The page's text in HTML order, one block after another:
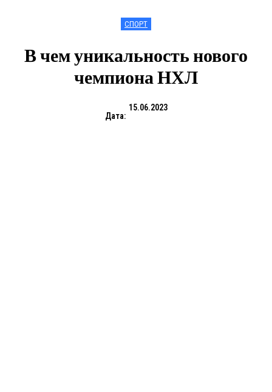
СПОРТ
В чем уникальность нового
чемпиона НХЛ
Дата:
15.06.2023